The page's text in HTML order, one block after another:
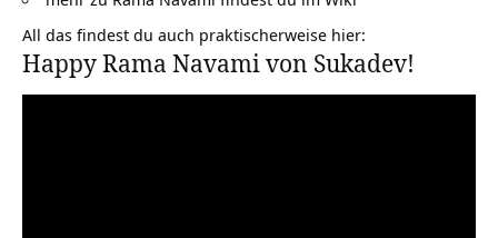
All das findest du auch praktischerweise hier:
Happy Rama Navami von Sukadev!